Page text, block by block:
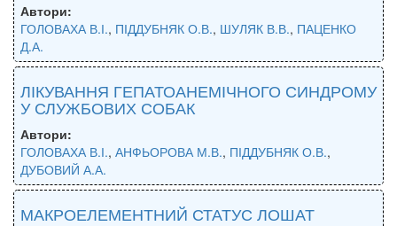
Автори:
ГОЛОВАХА В.І., ПІДДУБНЯК О.В., ШУЛЯК В.В., ПАЦЕНКО
Д.А.
ЛІКУВАННЯ ГЕПАТОАНЕМІЧНОГО СИНДРОМУ
У СЛУЖБОВИХ СОБАК
Автори:
ГОЛОВАХА В.І., АНФЬОРОВА М.В., ПІДДУБНЯК О.В.,
ДУБОВИЙ А.А.
МАКРОЕЛЕМЕНТНИЙ СТАТУС ЛОШАТ